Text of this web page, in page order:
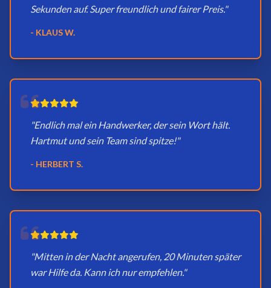
Sekunden auf. Super freundlich und fairer Preis."
- KLAUS W.
"Endlich mal ein Handwerker, der sein Wort hält.
Hartmut und sein Team sind spitze!"
- HERBERT S.
"Mitten in der Nacht angerufen, 20 Minuten später
war Hilfe da. Kann ich nur empfehlen."